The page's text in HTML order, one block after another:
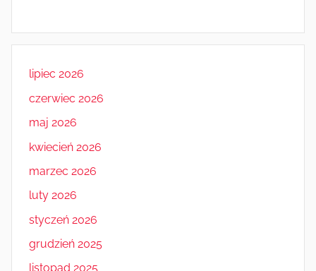
lipiec 2026
czerwiec 2026
maj 2026
kwiecień 2026
marzec 2026
luty 2026
styczeń 2026
grudzień 2025
listopad 2025